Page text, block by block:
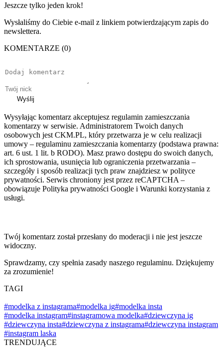
Jeszcze tylko jeden krok!
Wysłaliśmy do Ciebie e-mail z linkiem potwierdzającym zapis do
newslettera.
KOMENTARZE (0)
Wyślij
Wysyłając komentarz akceptujesz regulamin zamieszczania
komentarzy w serwisie. Administratorem Twoich danych
osobowych jest CKM.PL, który przetwarza je w celu realizacji
umowy – regulaminu zamieszczania komentarzy (podstawa prawna:
art. 6 ust. 1 lit. b RODO). Masz prawo dostępu do swoich danych,
ich sprostowania, usunięcia lub ograniczenia przetwarzania –
szczegóły i sposób realizacji tych praw znajdziesz w polityce
prywatności. Serwis chroniony jest przez reCAPTCHA –
obowiązuje Polityka prywatności Google i Warunki korzystania z
usługi.
Twój komentarz został przesłany do moderacji i nie jest jeszcze
widoczny.
Sprawdzamy, czy spełnia zasady naszego regulaminu. Dziękujemy
za zrozumienie!
TAGI
#modelka z instagrama#modelka ig#modelka insta
#modelka instagram#instagramowa modelka#dziewczyna ig
#dziewczyna insta#dziewczyna z instagrama#dziewczyna instagram
#instagram laska
TRENDUJĄCE